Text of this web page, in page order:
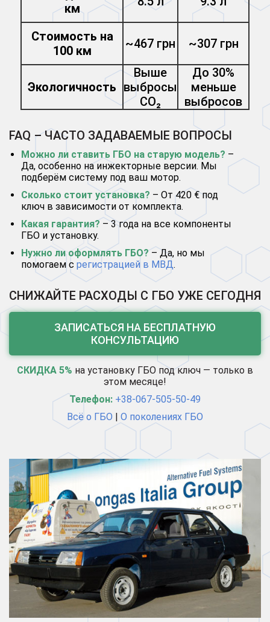
км
Стоимость на
100 км
~467 грн ~307 грн
Экологичность
Выше
выбросы
CO₂
До 30%
меньше
выбросов
FAQ – ЧАСТО ЗАДАВАЕМЫЕ ВОПРОСЫ
Можно ли ставить ГБО на старую модель? –
Да, особенно на инжекторные версии. Мы
подберём систему под ваш мотор.
Сколько стоит установка? – От 420 € под
ключ в зависимости от комплекта.
Какая гарантия? – 3 года на все компоненты
ГБО и установку.
Нужно ли оформлять ГБО?– Да, но мы
помогаем с регистрацией в МВД.
СНИЖАЙТЕ РАСХОДЫ С ГБО УЖЕ СЕГОДНЯ
ЗАПИСАТЬСЯ НА БЕСПЛАТНУЮ
КОНСУЛЬТАЦИЮ
СКИДКА 5% на установку ГБО под ключ — только в
этом месяце!
Телефон: +38-067-505-50-49
Всё о ГБО | О поколениях ГБО